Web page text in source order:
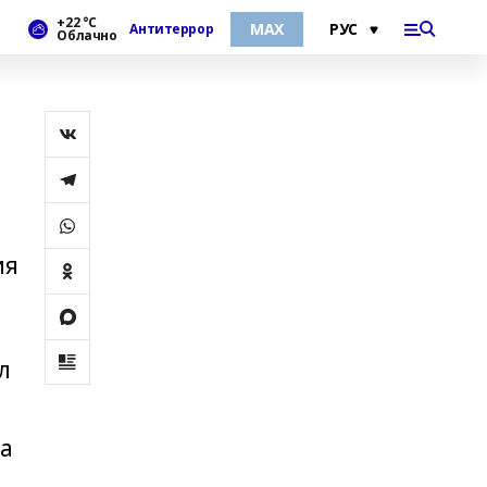
+22 °С
Облачно Антитеррор МАХ